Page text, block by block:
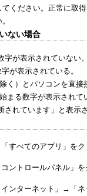
ください。正常に取
ない場合
が表示されていない。
が表示されている。
く）とパソコンを直接
まる数字が表示されて
れています」と表示さ
すべてのアプリ」をク
ントロールパネル」を
インターネット」→「